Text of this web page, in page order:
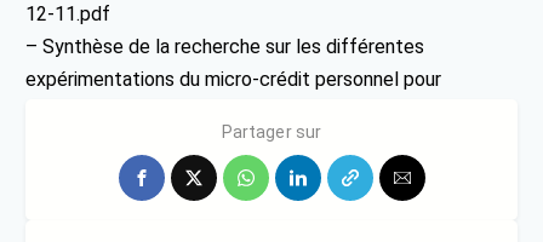
12-11.pdf
– Synthèse de la recherche sur les différentes
expérimentations du micro-crédit personnel pour
Partager sur